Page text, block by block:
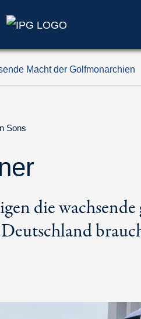
Macht der Golfmonarchien
Sons
die